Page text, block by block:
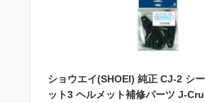
ショウエイ(SHOEI) 純正 CJ-2 シ
ット3 ヘルメット補修パーツ J-